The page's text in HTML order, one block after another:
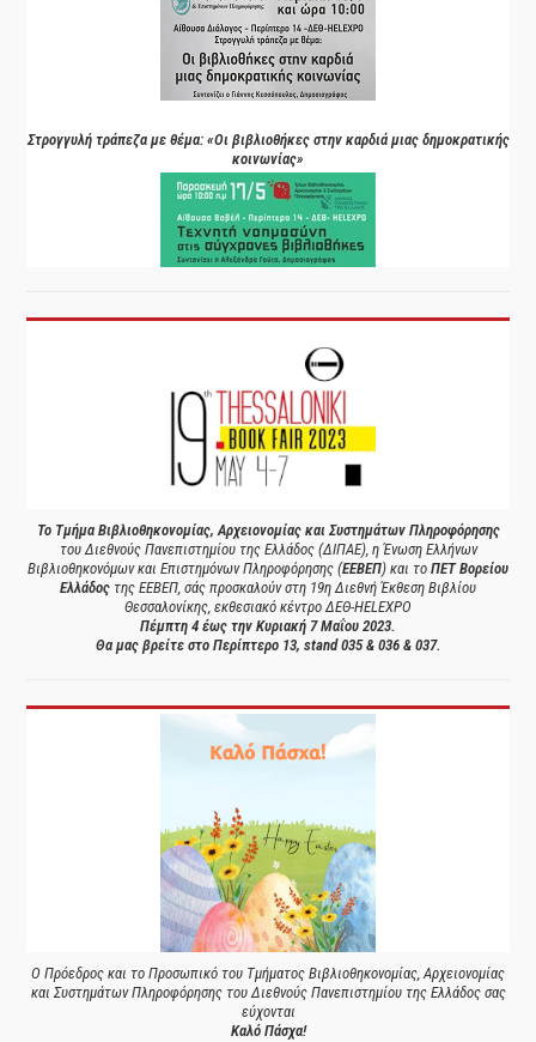
Στρογγυλή τράπεζα με θέμα: «Οι βιβλιοθήκες στην καρδιά μιας δημοκρατικής
κοινωνίας»
Το Τμήμα Βιβλιοθηκονομίας, Αρχειονομίας και Συστημάτων Πληροφόρησης
του Διεθνούς Πανεπιστημίου της Ελλάδος (ΔΙΠΑΕ), η Ένωση Ελλήνων
Βιβλιοθηκονόμων και Επιστημόνων Πληροφόρησης (ΕΕΒΕΠ) και το ΠΕΤ Βορείου
Ελλάδος της ΕΕΒΕΠ, σάς προσκαλούν στη 19η Διεθνή Έκθεση Βιβλίου
Θεσσαλονίκης, εκθεσιακό κέντρο ΔΕΘ-HELEXPO
Πέμπτη 4 έως την Κυριακή 7 Μαΐου 2023.
Θα μας βρείτε στο Περίπτερο 13, stand 035 & 036 & 037.
Ο Πρόεδρος και το Προσωπικό του Τμήματος Βιβλιοθηκονομίας, Αρχειονομίας
και Συστημάτων Πληροφόρησης του Διεθνούς Πανεπιστημίου της Ελλάδος σας
εύχονται
Καλό Πάσχα!